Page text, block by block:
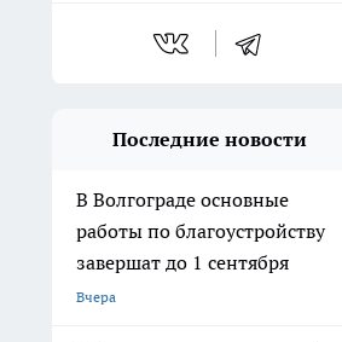
Последние новости
В Волгограде основные
работы по благоустройству
завершат до 1 сентября
Вчера